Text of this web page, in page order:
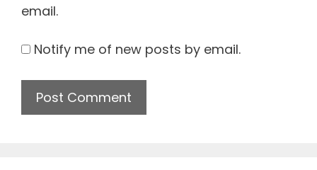
email.
Notify me of new posts by email.